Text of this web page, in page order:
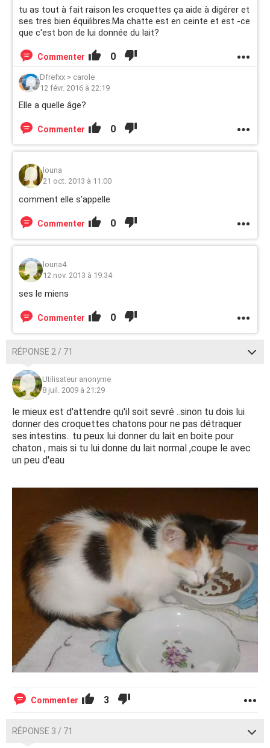
tu as tout à fait raison les croquettes ça aide à digérer et
ses tres bien équilibres.Ma chatte est en ceinte et est -ce
que c'est bon de lui donnée du lait?
Commenter 0
Dfrefxx > carole
12 févr. 2016 à 22:19
Elle a quelle âge?
Commenter 0
louna
21 oct. 2013 à 11:00
comment elle s'appelle
Commenter 0
louna4
12 nov. 2013 à 19:34
ses le miens
Commenter 0
RÉPONSE 2 / 71
Utilisateur anonyme
8 juil. 2009 à 21:29
le mieux est d'attendre qu'il soit sevré ..sinon tu dois lui
donner des croquettes chatons pour ne pas détraquer
ses intestins.. tu peux lui donner du lait en boite pour
chaton , mais si tu lui donne du lait normal ,coupe le avec
un peu d'eau
Commenter 3
RÉPONSE 3 / 71